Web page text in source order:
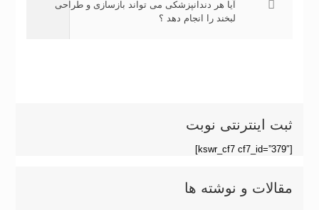
آیا هر دندانپزشکی می تواند بازسازی و طراحی
لبخند را انجام دهد ؟
ثبت اینترنتی نوبت
[kswr_cf7 cf7_id=”379″]
مقالات و نوشته ها